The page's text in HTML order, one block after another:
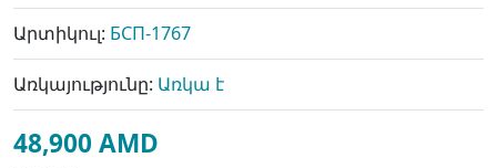
Արտիկուլ: БСП-1767
Առկայությունը: Առկա է
48,900 AMD